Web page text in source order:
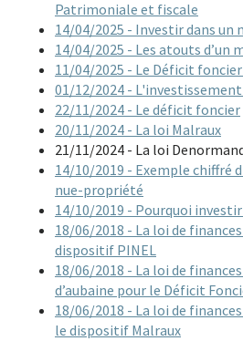
Patrimoniale et fiscale
14/04/2025 - Investir dans
14/04/2025 - Les atouts d’un
11/04/2025 - Le Déficit
01/12/2024 -
22/11/2024 - Le déficit foncier
20/11/2024 - La loi Malraux
21/11/2024 - La loi
14/10/2019 - Exemple chiffré
nue-propriété
14/10/2019 - Pourquoi
18/06/2018 - La loi de
dispositif PINEL
18/06/2018 - La loi de
d’aubaine pour le Déficit
18/06/2018 - La loi de
le dispositif Malraux